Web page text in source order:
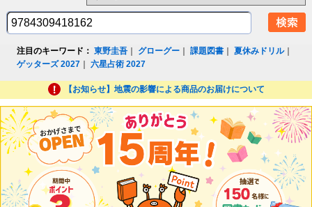
注目のキーワード： 東野圭吾 グローグー ｜課題図書 ｜夏休みドリル｜
ゲッターズ 2027 ｜六星占術 2027
【お知らせ】地震の影響による商品のお届けについて